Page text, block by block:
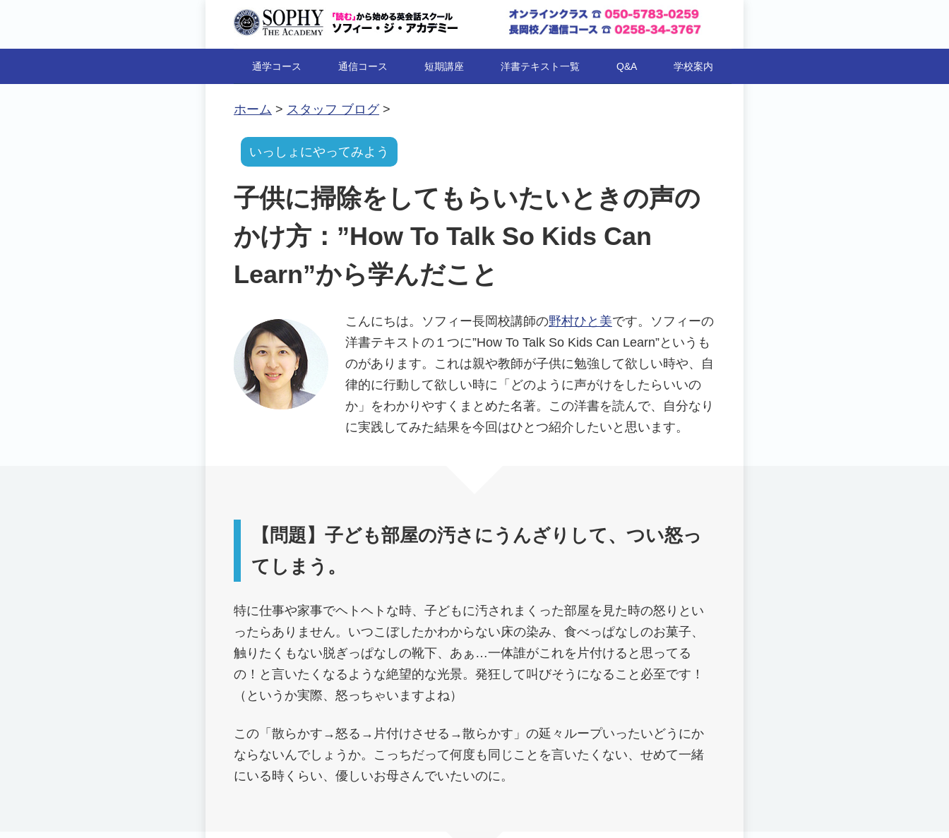
通学コース 通信コース 短期講座 洋書テキスト一覧 Q&A 学校案内
ホーム > スタッフ ブログ>
いっしょにやってみよう
子供に掃除をしてもらいたいときの声の
かけ方：”How To Talk So Kids Can
Learn”から学んだこと
こんにちは。ソフィー長岡校講師の野村ひと美です。ソフィーの
洋書テキストの１つに”How To Talk So Kids Can Learn”というも
のがあります。これは親や教師が子供に勉強して欲しい時や、自
律的に行動して欲しい時に「どのように声がけをしたらいいの
か」をわかりやすくまとめた名著。この洋書を読んで、自分なり
に実践してみた結果を今回はひとつ紹介したいと思います。
【問題】子ども部屋の汚さにうんざりして、つい怒っ
てしまう。
特に仕事や家事でヘトヘトな時、子どもに汚されまくった部屋を見た時の怒りとい
ったらありません。いつこぼしたかわからない床の染み、食べっぱなしのお菓子、
触りたくもない脱ぎっぱなしの靴下、あぁ…一体誰がこれを片付けると思ってる
の！と言いたくなるような絶望的な光景。発狂して叫びそうになること必至です！
（というか実際、怒っちゃいますよね）
この「散らかす→怒る→片付けさせる→散らかす」の延々ループいったいどうにか
ならないんでしょうか。こっちだって何度も同じことを言いたくない、せめて一緒
にいる時くらい、優しいお母さんでいたいのに。